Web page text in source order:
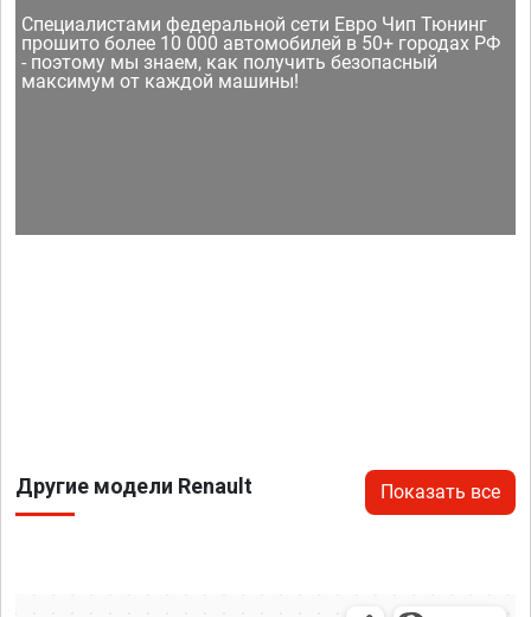
Специалистами федеральной сети Евро Чип Тюнинг
прошито более 10 000 автомобилей в 50+ городах РФ
- поэтому мы знаем, как получить безопасный
максимум от каждой машины!
Другие модели Renault Показать все